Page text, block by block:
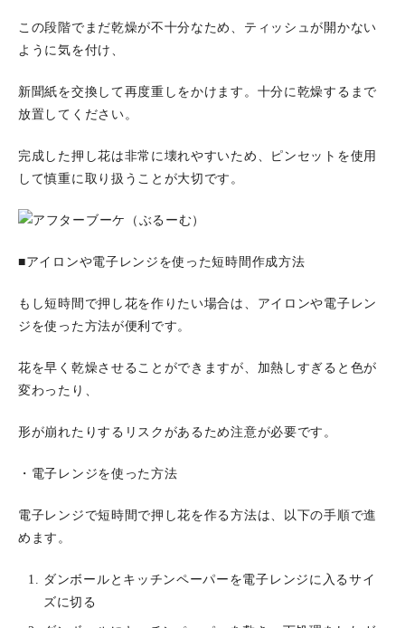
この段階でまだ乾燥が不十分なため、ティッシュが開かない
ように気を付け、
新聞紙を交換して再度重しをかけます。十分に乾燥するまで
放置してください。
完成した押し花は非常に壊れやすいため、ピンセットを使用
して慎重に取り扱うことが大切です。
■アイロンや電子レンジを使った短時間作成方法
もし短時間で押し花を作りたい場合は、アイロンや電子レン
ジを使った方法が便利です。
花を早く乾燥させることができますが、加熱しすぎると色が
変わったり、
形が崩れたりするリスクがあるため注意が必要です。
・電子レンジを使った方法
電子レンジで短時間で押し花を作る方法は、以下の手順で進
めます。
ダンボールとキッチンペーパーを電子レンジに入るサイ
ズに切る